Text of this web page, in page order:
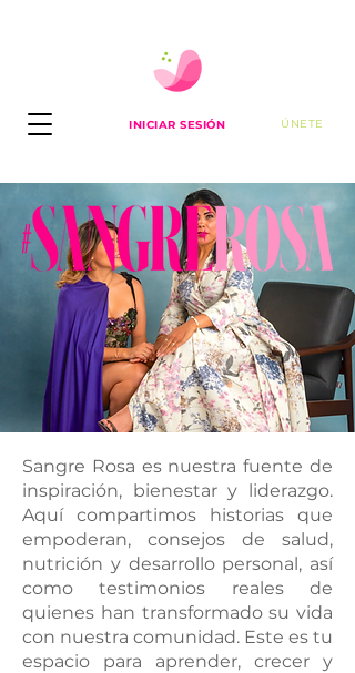
INICIAR SESIÓN ÚNETE
Sangre Rosa es nuestra fuente de
inspiración, bienestar y liderazgo.
Aquí compartimos historias que
empoderan, consejos de salud,
nutrición y desarrollo personal, así
como testimonios reales de
quienes han transformado su vida
con nuestra comunidad. Este es tu
espacio para aprender, crecer y